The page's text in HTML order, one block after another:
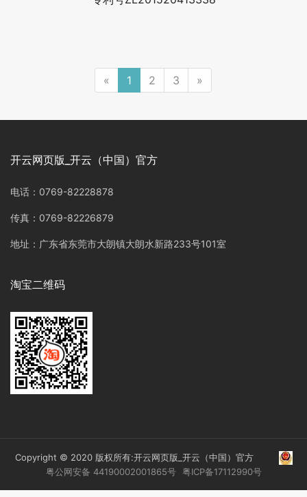
« 1 2 3 »
开云网页版_开云（中国）官方
电话：0769-82228878
传真：0769-82226879
地址：广东省东莞市大朗镇大朗水新路233号101室
淘宝二维码
Copyright © 2020 版权所有:开云网页版_开云（中国）官方
粤公网安备 44190002001865号 粤ICP备17112990号